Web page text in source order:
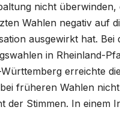
nicht überwinden,
Wahlen negativ auf
ausgewirkt hat. Bei
in Rheinland-
erreichte
früheren Wahlen
der Stimmen. In einem